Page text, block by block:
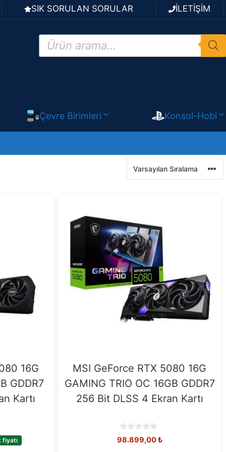
SIK SORULAN SORULAR İLETİŞİM
Products
search
Çevre Birimleri Konsol-Hobi
16G
GDDR7
Kartı
fiyatı
MSI GeForce RTX 5080 16G
GAMING TRIO OC 16GB GDDR7
256 Bit DLSS 4 Ekran Kartı
0
98.899,00₺